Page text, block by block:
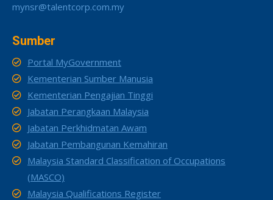
mynsr@talentcorp.com.my
Sumber
Portal MyGovernment
Kementerian Sumber Manusia
Kementerian Pengajian Tinggi
Jabatan Perangkaan Malaysia
Jabatan Perkhidmatan Awam
Jabatan Pembangunan Kemahiran
Malaysia Standard Classification of Occupations
(MASCO)
Malaysia Qualifications Register